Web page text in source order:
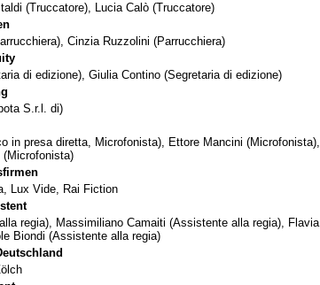
(Truccatore), Lucia Calò(Truccatore)
Cinzia Ruzzolini (Parrucchiera)
di edizione), Giulia Contino (Segretaria di edizione)
S.r.l. di)
in presa diretta, Microfonista), Ettore Mancini (Microfonista),
(Microfonista)
, Lux Vide, Rai Fiction
regia), Massimiliano Camaiti (Assistente alla regia), Flavia
Biondi (Assistente alla regia)